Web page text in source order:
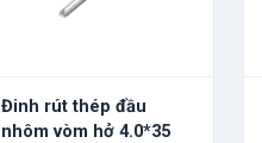
Đinh rút thép đầu
nhôm vòm hở 4.0*35